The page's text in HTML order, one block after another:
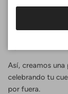
En Surania, el
experiencia.
Así, creamos
celebrando tu
por fuera.